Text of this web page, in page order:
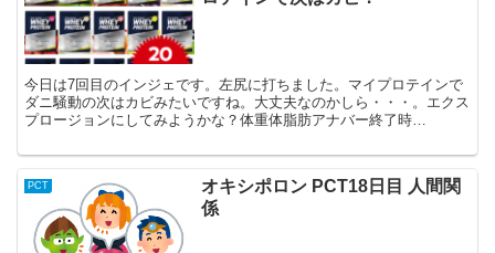
今日は7回目のインジェです。左尻に打ちました。マイプロテインで
ダニ騒動の次はカビみたいですね。大丈夫なのかしら・・・。エクス
プロージョンにしてみようかな？体重体脂肪アナバー終了時
PCT
オキシポロン PCT18日目 人間関
係